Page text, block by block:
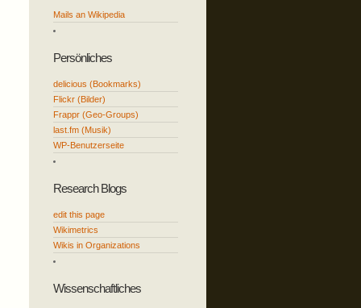
Mails an Wikipedia
Persönliches
delicious (Bookmarks)
Flickr (Bilder)
Frappr (Geo-Groups)
last.fm (Musik)
WP-Benutzerseite
Research Blogs
edit this page
Wikimetrics
Wikis in Organizations
Wissenschaftliches